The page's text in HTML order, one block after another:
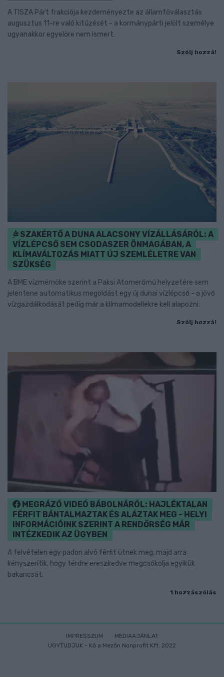
A TISZA Párt frakciója kezdeményezte az államfőválasztás
augusztus 11-re való kitűzését - a kormánypárti jelölt személye
ugyanakkor egyelőre nem ismert.
Szólj hozzá!
SZAKÉRTŐ A DUNA ALACSONY VÍZÁLLÁSÁRÓL: A
VÍZLÉPCSŐ SEM CSODASZER ÖNMAGÁBAN, A
KLÍMAVÁLTOZÁS MIATT ÚJ SZEMLÉLETRE VAN
SZÜKSÉG
A BME vízmérnöke szerint a Paksi Atomerőmű helyzetére sem
jelentene automatikus megoldást egy új dunai vízlépcső - a jövő
vízgazdálkodását pedig már a klímamodellekre kell alapozni.
Szólj hozzá!
MEGRÁZÓ VIDEÓ BÁBOLNÁRÓL: HAJLÉKTALAN
FÉRFIT BÁNTALMAZTAK ÉS ALÁZTAK MEG - HELYI
INFORMÁCIÓINK SZERINT A RENDŐRSÉG MÁR
INTÉZKEDIK AZ ÜGYBEN
A felvételen egy padon alvó férfit ütnek meg, majd arra
kényszerítik, hogy térdre ereszkedve megcsókolja egyikük
bakancsát.
1 hozzászólás
IMPRESSZUM
MÉDIAAJÁNLAT
UGYTUDJUK - Kő a Mezőn Nonprofit Kft. 2022